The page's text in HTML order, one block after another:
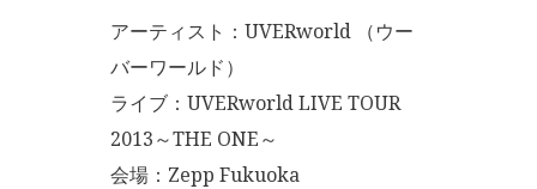
アーティスト：UVERworld （ウー
バーワールド）
ライブ：UVERworld LIVE TOUR
2013～THE ONE～
会場：Zepp Fukuoka